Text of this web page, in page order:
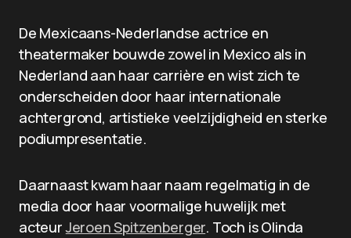
De Mexicaans-Nederlandse actrice en
theatermaker bouwde zowel in Mexico als in
Nederland aan haar carrière en wist zich te
onderscheiden door haar internationale
achtergrond, artistieke veelzijdigheid en sterke
podiumpresentatie.
Daarnaast kwam haar naam regelmatig in de
media door haar voormalige huwelijk met
acteurJeroen Spitzenberger. Toch is Olinda